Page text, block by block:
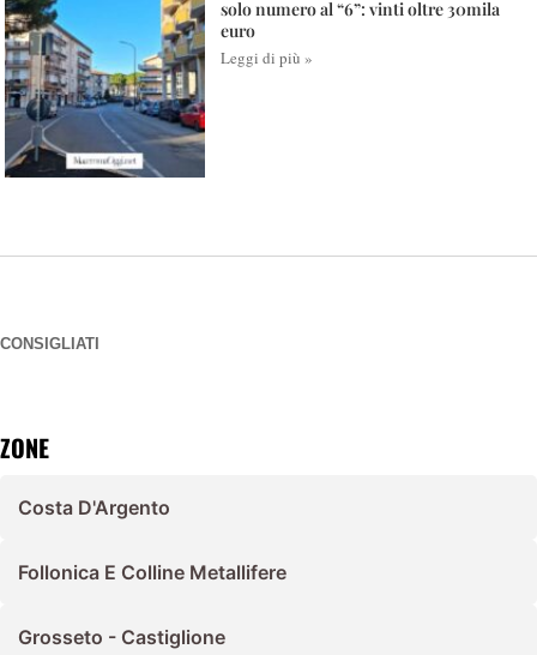
solo numero al “6”: vinti oltre 30mila
euro
Leggi di più »
CONSIGLIATI
ZONE
Costa D'Argento
Follonica E Colline Metallifere
Grosseto - Castiglione